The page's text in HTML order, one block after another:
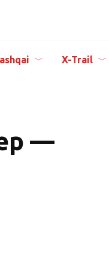
X-Trail
—